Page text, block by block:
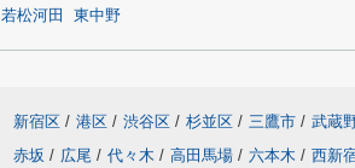
若松河田 東中野
新宿区 / 港区 / 渋谷区 / 杉並区 / 三鷹市 / 武蔵
赤坂 / 広尾 / 代々木 / 高田馬場 / 六本木 / 西新